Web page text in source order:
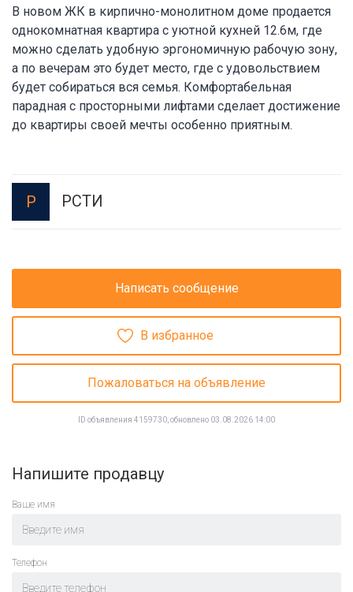
В новом ЖК в кирпично-монолитном доме продается
однокомнатная квартира с уютной кухней 12.6м, где
можно сделать удобную эргономичную рабочую зону,
а по вечерам это будет место, где с удовольствием
будет собираться вся семья. Комфортабельная
парадная с просторными лифтами сделает достижение
до квартиры своей мечты особенно приятным.
Р РСТИ
Написать сообщение
В избранное
Пожаловаться на объявление
ID объявления 4159730, обновлено 03.08.2026 14:00
Напишите продавцу
Ваше имя
Телефон